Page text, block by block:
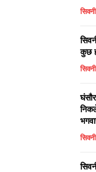
सिवनी
कुछ
सिवनी
सिवनी